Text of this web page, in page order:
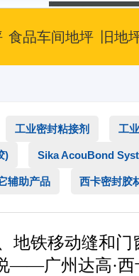
食品车间地坪 旧地
工业密封粘接剂 工
) Sika AcouBond
辅助产品 西卡密封胶
地铁移动缝和
——广州达高·